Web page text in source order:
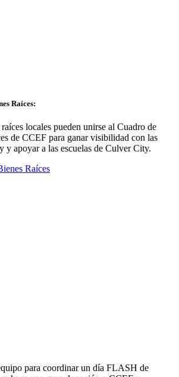
Raíces:
locales pueden unirse al Cuadro de
de CCEF para ganar visibilidad con las
y apoyar a las escuelas de Culver City.
Raíces
para coordinar un día FLASH de